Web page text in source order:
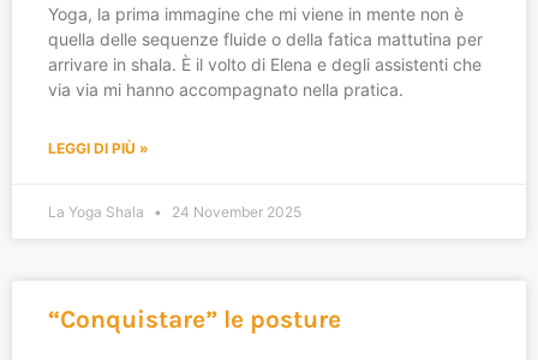
Yoga, la prima immagine che mi viene in mente non è
quella delle sequenze fluide o della fatica mattutina per
arrivare in shala. È il volto di Elena e degli assistenti che
via via mi hanno accompagnato nella pratica.
LEGGI DI PIÙ »
La Yoga Shala 24 November 2025
“Conquistare” le posture